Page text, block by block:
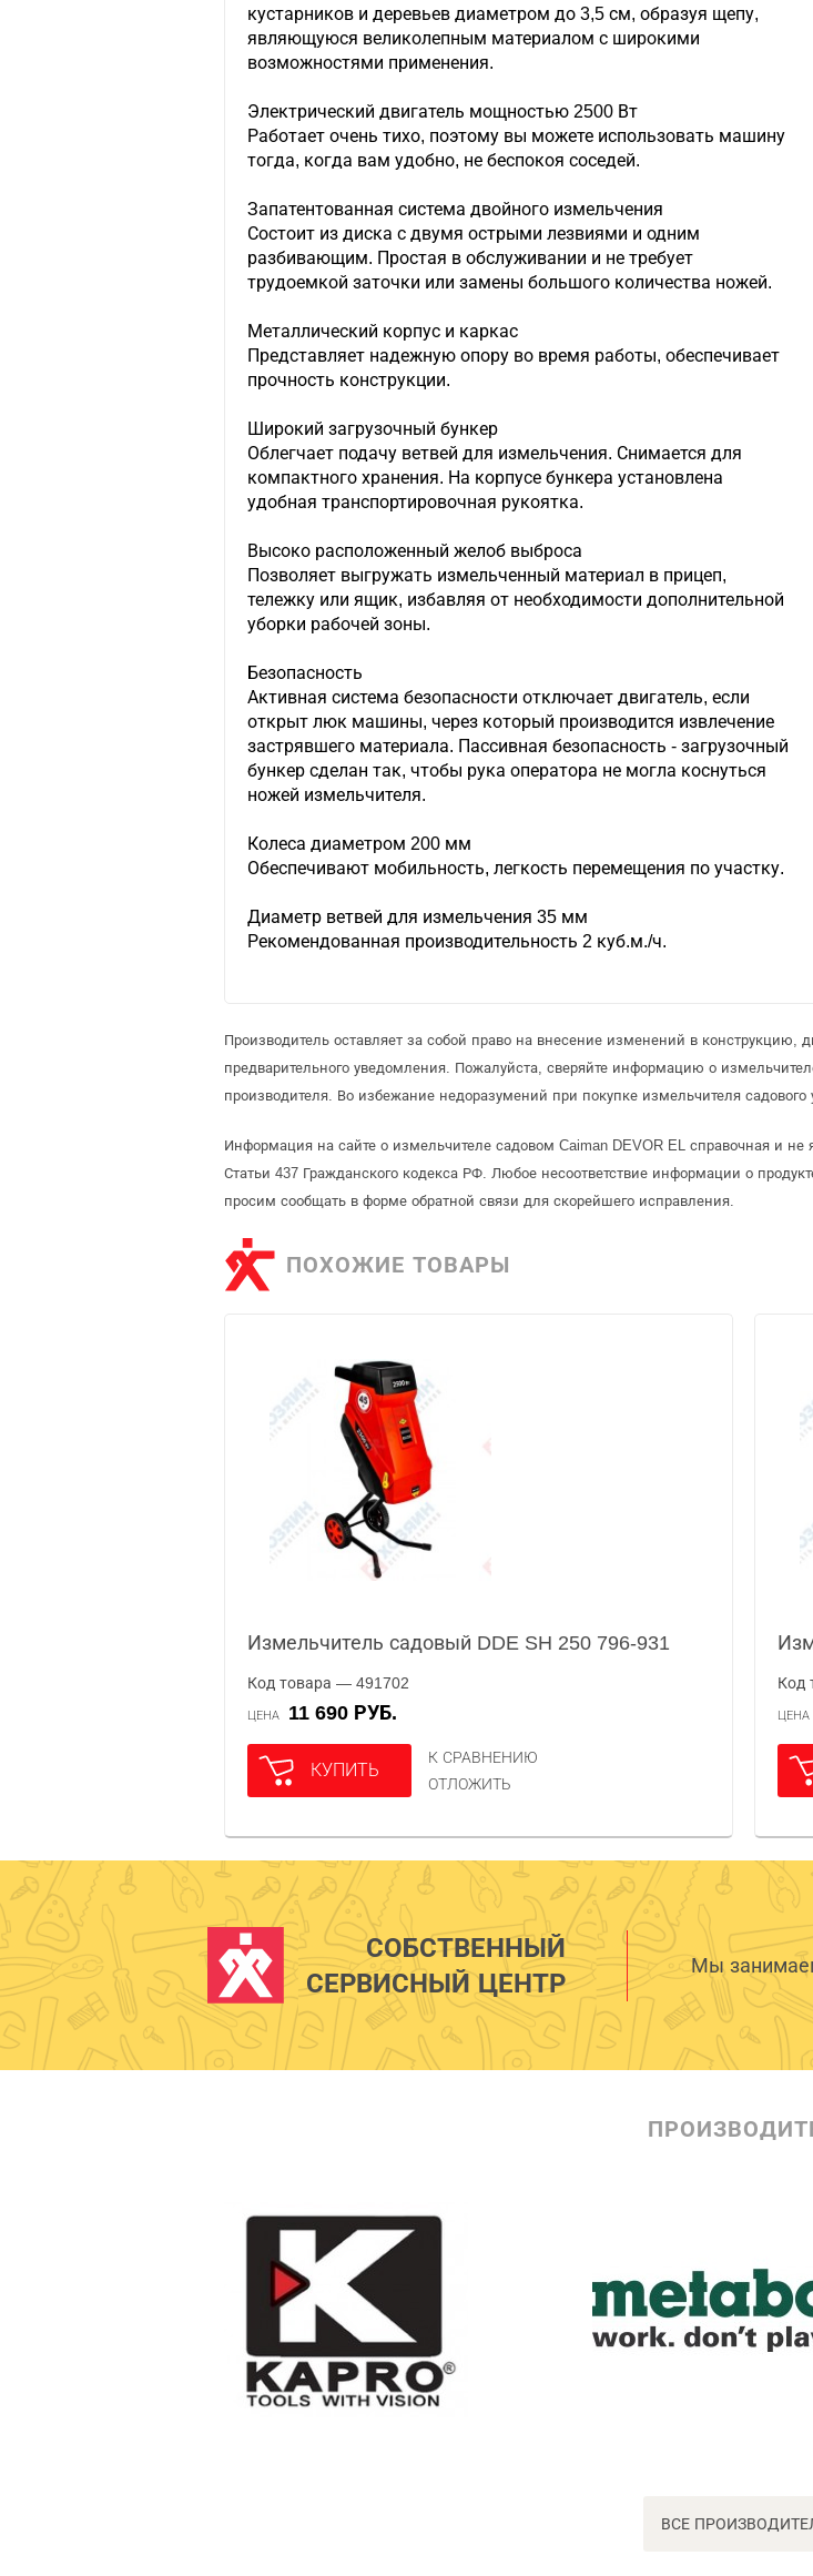
кустарников и деревьев диаметром до 3,5 см, образуя щепу,
являющуюся великолепным материалом с широкими
возможностями применения.
Электрический двигатель мощностью 2500 Вт
Работает очень тихо, поэтому вы можете использовать машину
тогда, когда вам удобно, не беспокоя соседей.
Запатентованная система двойного измельчения
Состоит из диска с двумя острыми лезвиями и одним
разбивающим. Простая в обслуживании и не требует
трудоемкой заточки или замены большого количества ножей.
Металлический корпус и каркас
Представляет надежную опору во время работы, обеспечивает
прочность конструкции.
Широкий загрузочный бункер
Облегчает подачу ветвей для измельчения. Снимается для
компактного хранения. На корпусе бункера установлена
удобная транспортировочная рукоятка.
Высоко расположенный желоб выброса
Позволяет выгружать измельченный материал в прицеп,
тележку или ящик, избавляя от необходимости дополнительной
уборки рабочей зоны.
Безопасность
Активная система безопасности отключает двигатель, если
открыт люк машины, через который производится извлечение
застрявшего материала. Пассивная безопасность - загрузочный
бункер сделан так, чтобы рука оператора не могла коснуться
ножей измельчителя.
Колеса диаметром 200 мм
Обеспечивают мобильность, легкость перемещения по участку.
Диаметр ветвей для измельчения 35 мм
Рекомендованная производительность 2 куб.м./ч.
Производитель оставляет за собой право на внесение изменений в конструкцию,
предварительного уведомления. Пожалуйста, сверяйте информацию о
производителя. Во избежание недоразумений при покупке измельчителя
Информация на сайте о измельчителе садовом Caiman DEVOR EL справочная и
Статьи 437 Гражданского кодекса РФ. Любое несоответствие информации о
просим сообщать в форме обратной связи для скорейшего исправления.
ПОХОЖИЕ ТОВАРЫ
Измельчитель садовый DDE SH 250 796-931
Код товара — 491702
ЦЕНА 11 690 РУБ.
КУПИТЬ
К СРАВНЕНИЮ
ОТЛОЖИТЬ
Код
ЦЕНА
СОБСТВЕННЫЙ
СЕРВИСНЫЙ ЦЕНТР
Мы
ВСЕ